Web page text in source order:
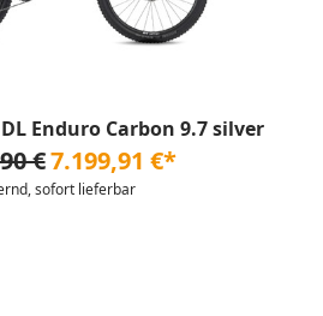
Enduro Carbon 9.7 silver
€7.199,91 €*
sofort lieferbar